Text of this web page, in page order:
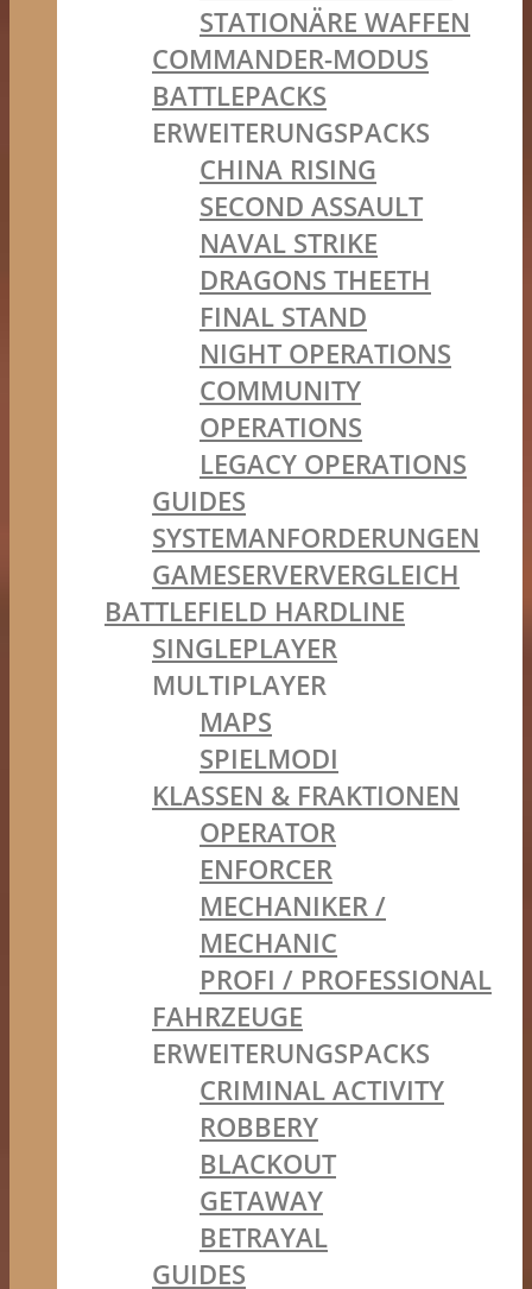
STATIONÄRE WAFFEN
COMMANDER-MODUS
BATTLEPACKS
ERWEITERUNGSPACKS
CHINA RISING
SECOND ASSAULT
NAVAL STRIKE
DRAGONS THEETH
FINAL STAND
NIGHT OPERATIONS
COMMUNITY
OPERATIONS
LEGACY OPERATIONS
GUIDES
SYSTEMANFORDERUNGEN
GAMESERVERVERGLEICH
BATTLEFIELD HARDLINE
SINGLEPLAYER
MULTIPLAYER
MAPS
SPIELMODI
KLASSEN & FRAKTIONEN
OPERATOR
ENFORCER
MECHANIKER /
MECHANIC
PROFI / PROFESSIONAL
FAHRZEUGE
ERWEITERUNGSPACKS
CRIMINAL ACTIVITY
ROBBERY
BLACKOUT
GETAWAY
BETRAYAL
GUIDES